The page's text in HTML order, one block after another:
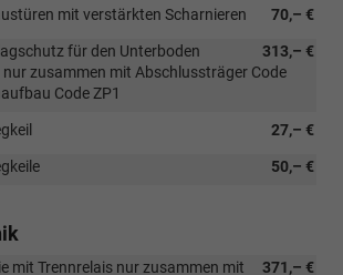
70,– €
mit verstärkten Scharnieren
313,– €
für den Unterboden
zusammen mit Abschlussträger Code
Code ZP1
27,– €
50,– €
371,– €
mit Trennrelais nur zusammen mit